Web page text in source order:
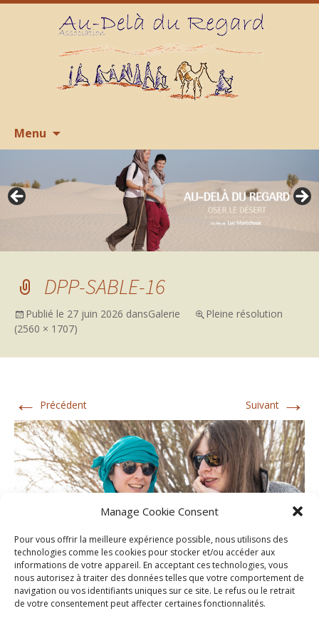
Manage Cookie Consent
Pour vous offrir la meilleure expérience possible, nous utilisons des
technologies comme les cookies pour stocker et/ou accéder aux
informations de votre appareil. En acceptant ces technologies, vous
nous autorisez à traiter des données telles que votre comportement de
navigation ou vos identifiants uniques sur ce site. Le refus ou le retrait
de votre consentement peut affecter certaines fonctionnalités.
Menu
contenu
DPP-SABLE-16
Publié le 27 juin 2026 dansGalerie
Pleine résolution
(2560 × 1707)
← Précédent Suivant →